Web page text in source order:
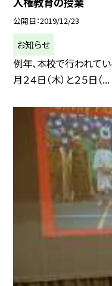
公開日 2019/12/23
お知らせ
例年、本校で行われてい
月２４日（木）と２５日（...